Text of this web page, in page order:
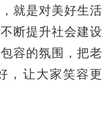
就是对美好生活
断提升社会建设
容的氛围，把老
，让大家笑容更